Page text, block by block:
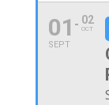
01
SEPT
02
OCT